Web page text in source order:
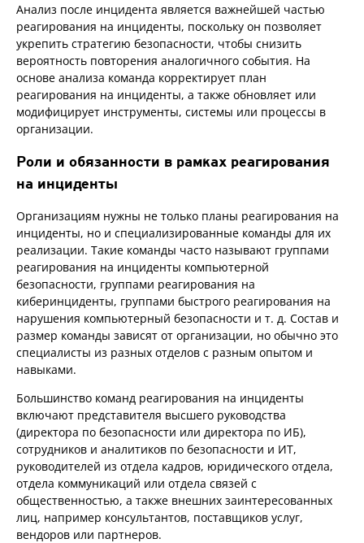
Анализ после инцидента является важнейшей частью
реагирования на инциденты, поскольку он позволяет
укрепить стратегию безопасности, чтобы снизить
вероятность повторения аналогичного события. На
основе анализа команда корректирует план
реагирования на инциденты, а также обновляет или
модифицирует инструменты, системы или процессы в
организации.
Роли и обязанности в рамках реагирования
на инциденты
Организациям нужны не только планы реагирования на
инциденты, но и специализированные команды для их
реализации. Такие команды часто называют группами
реагирования на инциденты компьютерной
безопасности, группами реагирования на
киберинциденты, группами быстрого реагирования на
нарушения компьютерный безопасности и т. д. Состав и
размер команды зависят от организации, но обычно это
специалисты из разных отделов с разным опытом и
навыками.
Большинство команд реагирования на инциденты
включают представителя высшего руководства
(директора по безопасности или директора по ИБ),
сотрудников и аналитиков по безопасности и ИТ,
руководителей из отдела кадров, юридического отдела,
отдела коммуникаций или отдела связей с
общественностью, а также внешних заинтересованных
лиц, например консультантов, поставщиков услуг,
вендоров или партнеров.